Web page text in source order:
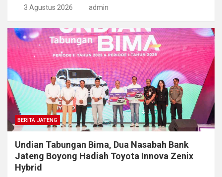
3 Agustus 2026 admin
BERITA JATENG
Undian Tabungan Bima, Dua Nasabah Bank
Jateng Boyong Hadiah Toyota Innova Zenix
Hybrid